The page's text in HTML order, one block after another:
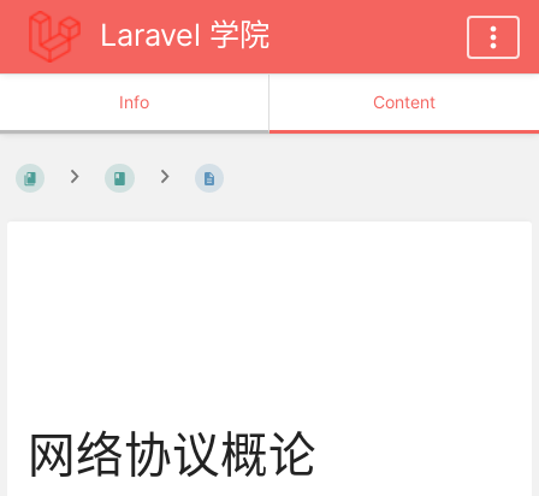
Laravel 学院
Info Content
网络协议概论